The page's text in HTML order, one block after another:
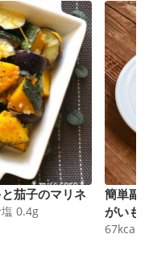
茄子のマリネ
0.4g
簡単副
がいも
67kcal